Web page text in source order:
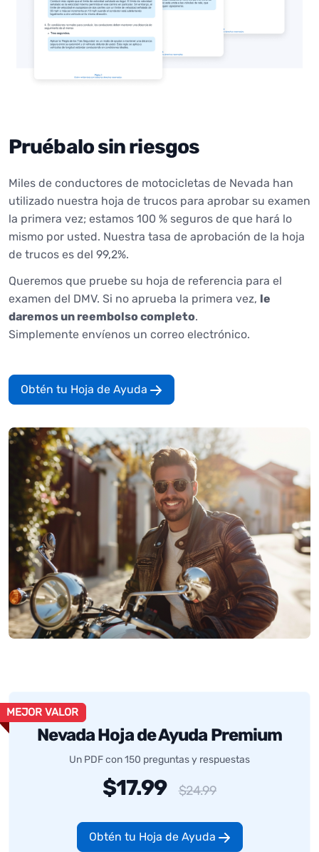
Pruébalo sin riesgos
Miles de conductores de motocicletas de Nevada han
utilizado nuestra hoja de trucos para aprobar su examen
la primera vez; estamos 100 % seguros de que hará lo
mismo por usted. Nuestra tasa de aprobación de la hoja
de trucos es del 99,2%.
Queremos que pruebe su hoja de referencia para el
examen del DMV. Si no aprueba la primera vez, le
daremos un reembolso completo.
Simplemente envíenos un correo electrónico.
Obtén tu Hoja de Ayuda
MEJOR VALOR
Nevada Hoja de Ayuda Premium
Un PDF con 150 preguntas y respuestas
$17.99 $24.99
Obtén tu Hoja de Ayuda